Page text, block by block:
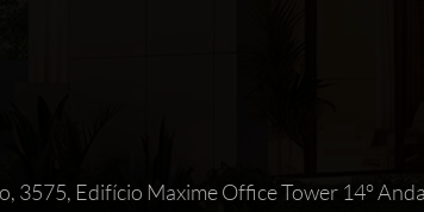
3575, Edifício Maxime Office Tower 14°